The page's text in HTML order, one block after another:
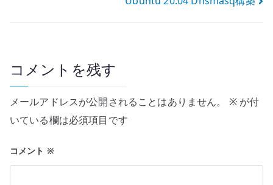
ゲ
ー
シ
ョ
コメントを残す
メールアドレスが公開されることはありません。 ※が付
いている欄は必須項目です
コメント ※